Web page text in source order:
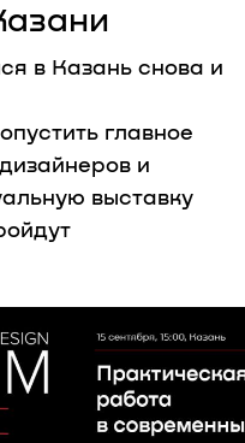
в Казань снова и
главное
и
выставку